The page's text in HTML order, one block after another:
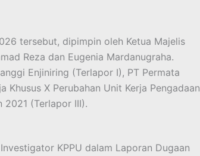
tersebut, dipimpin oleh Ketua Majelis
Reza dan Eugenia Mardanugraha.
Enjiniring (Terlapor I), PT Permata
Khusus X Perubahan Unit Kerja Pengadaan
2021 (Terlapor III).
KPPU dalam Laporan Dugaan